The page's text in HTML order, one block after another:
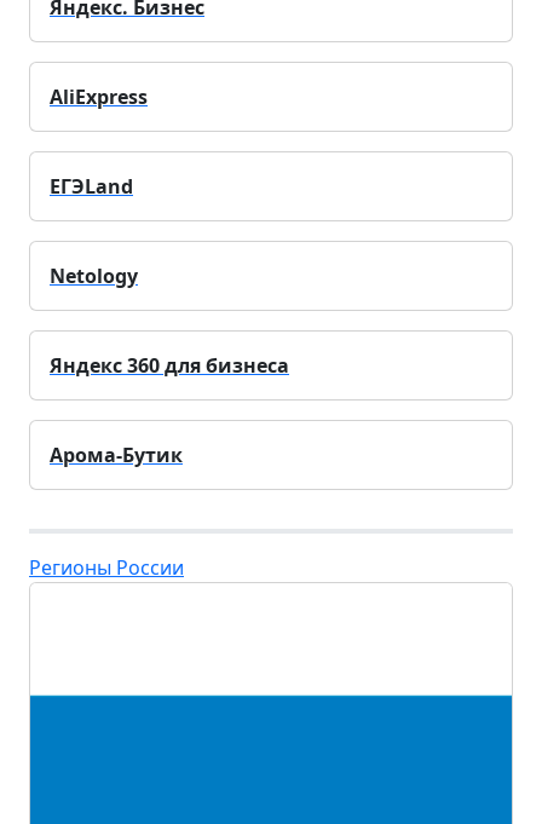
Яндекс. Бизнес
AliExpress
ЕГЭLand
Netology
Яндекс 360 для бизнеса
Арома-Бутик
Регионы России